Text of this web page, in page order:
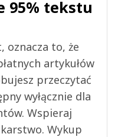
95% tekstu
oznacza to, że
artykułów
przeczytać
wyłącznie dla
Wspieraj
Wykup